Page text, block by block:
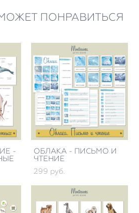
ПОНРАВИТЬСЯ
-
ОБЛАКА - ПИСЬМО И
ЧТЕНИЕ
299 pуб.